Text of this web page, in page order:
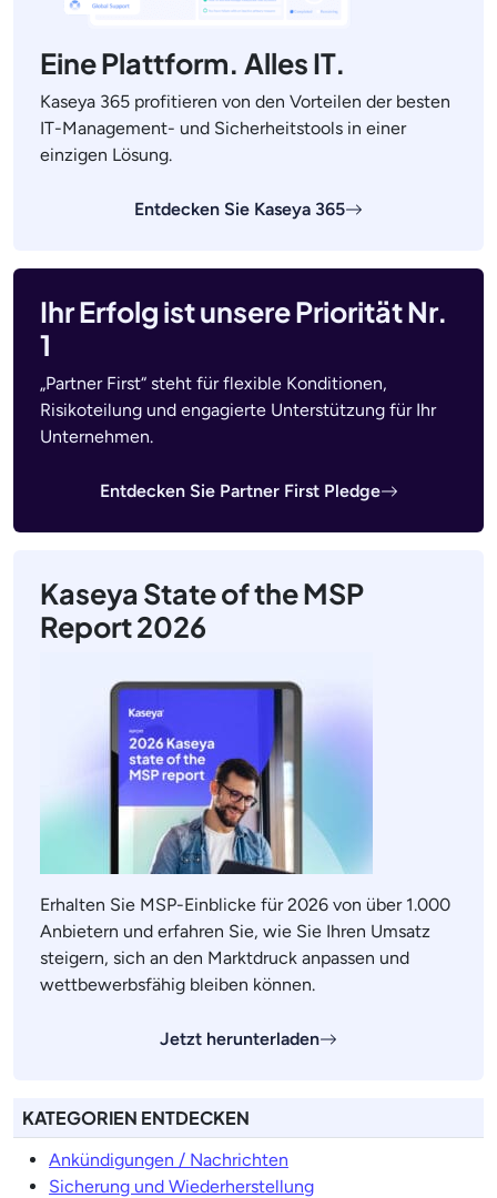
Eine Plattform. Alles IT.
Kaseya 365 profitieren von den Vorteilen der besten
IT-Management- und Sicherheitstools in einer
einzigen Lösung.
Entdecken Sie Kaseya 365
Ihr Erfolg ist unsere Priorität Nr.
1
„Partner First“ steht für flexible Konditionen,
Risikoteilung und engagierte Unterstützung für Ihr
Unternehmen.
Entdecken Sie Partner First Pledge
Kaseya State of the MSP
Report 2026
Erhalten Sie MSP-Einblicke für 2026 von über 1.000
Anbietern und erfahren Sie, wie Sie Ihren Umsatz
steigern, sich an den Marktdruck anpassen und
wettbewerbsfähig bleiben können.
Jetzt herunterladen
KATEGORIEN ENTDECKEN
Ankündigungen / Nachrichten
Sicherung und Wiederherstellung